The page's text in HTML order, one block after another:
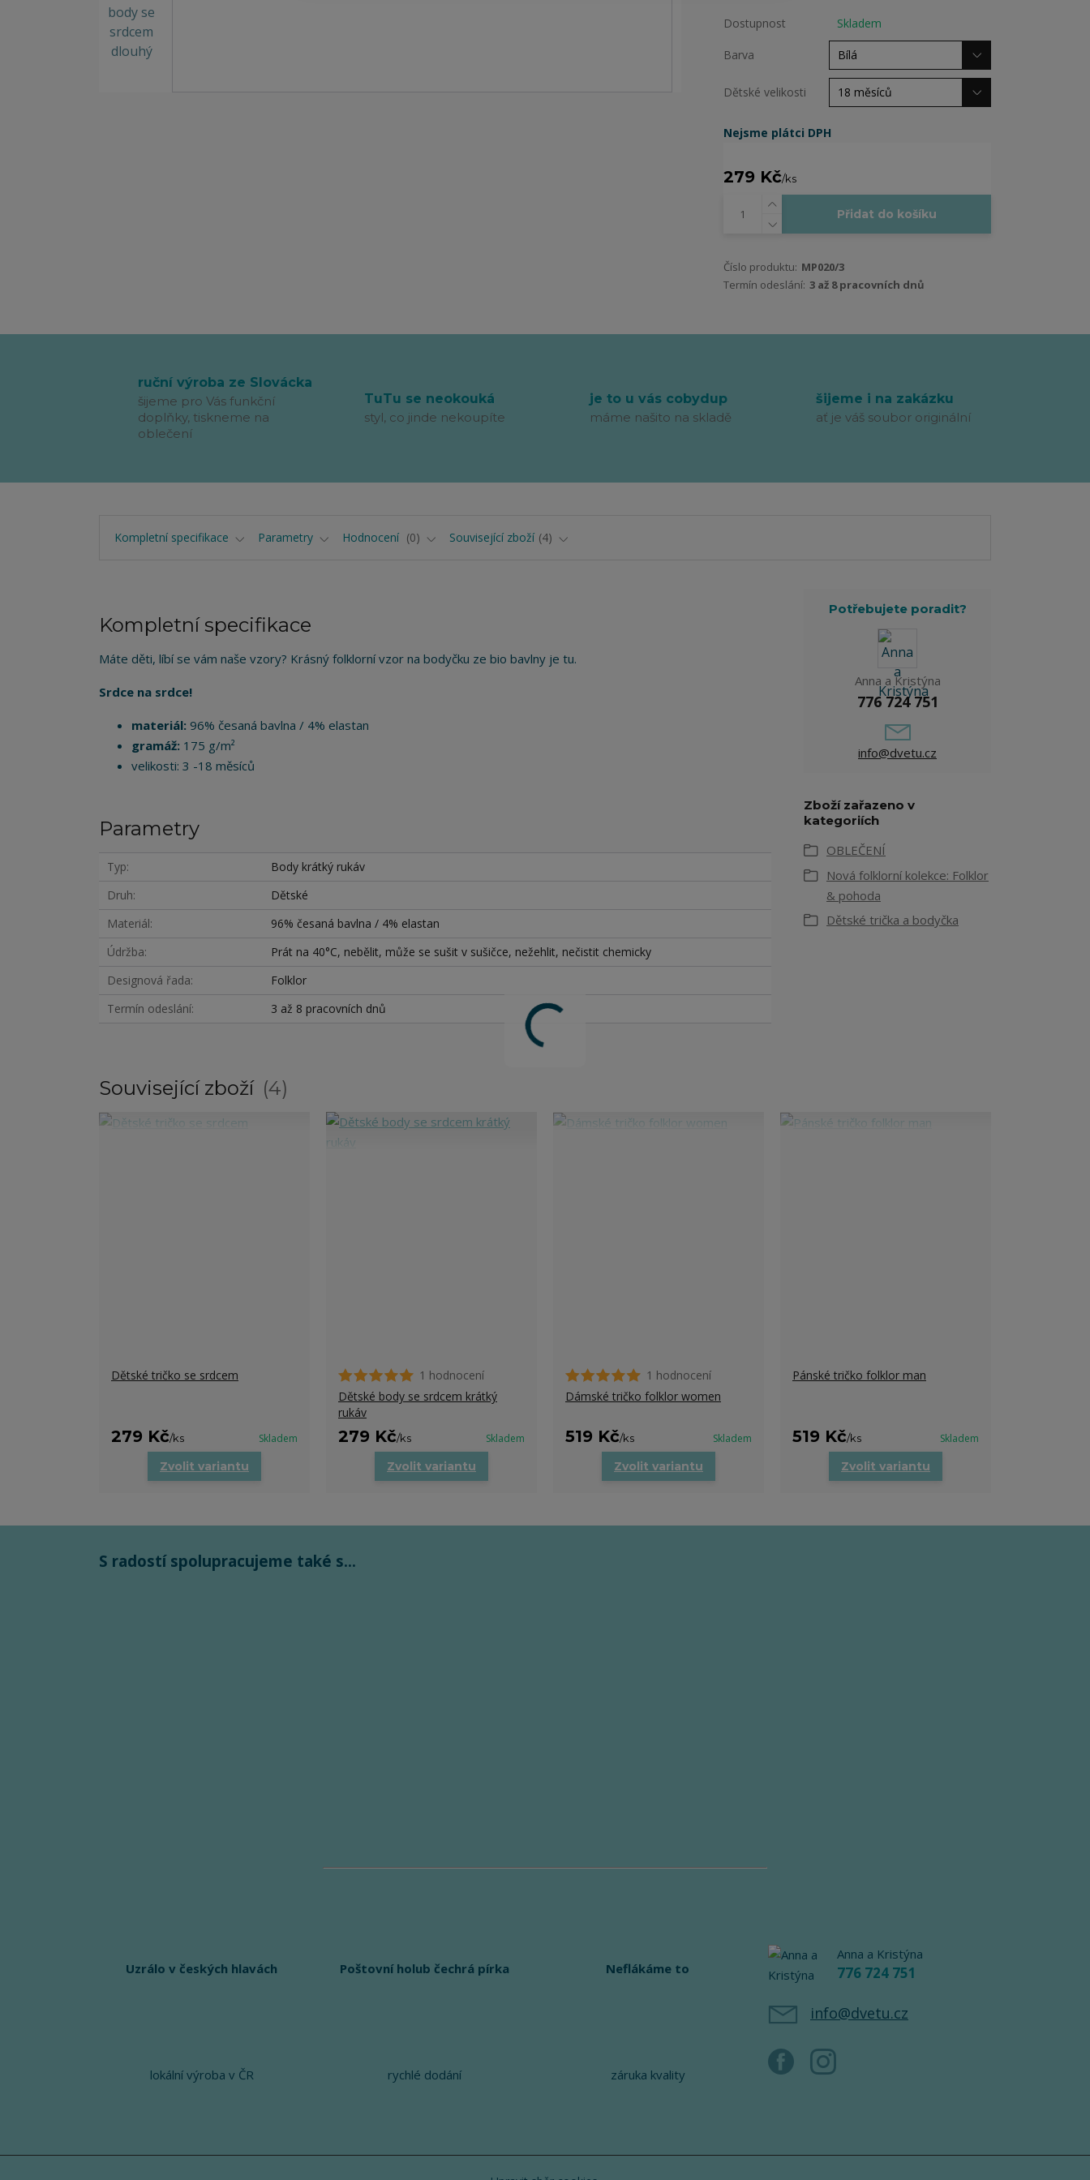
Dostupnost Skladem
Barva
Dětské velikosti
Nejsme plátci DPH
279 Kč/ks
Přidat do košíku
Číslo produktu: MP020/3
Termín odeslání: 3 až 8 pracovních dnů
ruční výroba ze Slovácka
šijeme pro Vás funkční
doplňky, tiskneme na
oblečení
TuTu se neokouká
styl, co jinde nekoupíte
je to u vás cobydup
máme našito na skladě
šijeme i na zakázku
ať je váš soubor originální
Kompletní specifikace Parametry Hodnocení 0 Související zboží 4
Kompletní specifikace
Máte děti, líbí se vám naše vzory? Krásný folklorní vzor na bodyčku ze bio bavlny je tu.
Srdce na srdce!
materiál: 96% česaná bavlna / 4% elastan
gramáž: 175 g/m²
velikosti: 3 -18 měsíců
Parametry
Typ
Body krátký rukáv
Druh
Dětské
Materiál
96% česaná bavlna / 4% elastan
Údržba
Prát na 40°C, nebělit, může se sušit v sušičce, nežehlit, nečistit chemicky
Designová řada
Folklor
Termín odeslání
3 až 8 pracovních dnů
Potřebujete poradit?
Anna a Kristýna
776 724 751
info@dvetu.cz
Zboží zařazeno v
kategoriích
OBLEČENÍ
Nová folklorní kolekce: Folklor
& pohoda
Dětské trička a bodyčka
Související zboží 4
Dětské tričko se srdcem
279 Kč/ks Skladem
Zvolit variantu
1 hodnocení
Dětské body se srdcem krátký
rukáv
279 Kč/ks Skladem
Zvolit variantu
1 hodnocení
Dámské tričko folklor women
519 Kč/ks Skladem
Zvolit variantu
Pánské tričko folklor man
519 Kč/ks Skladem
Zvolit variantu
S radostí spolupracujeme také s...
Uzrálo v českých hlavách
lokální výroba v ČR
Poštovní holub čechrá pírka
rychlé dodání
Neflákáme to
záruka kvality
Anna a Kristýna
776 724 751
info@dvetu.cz